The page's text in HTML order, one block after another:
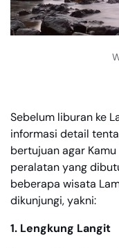
Sebelum liburan ke
informasi detail
bertujuan agar
peralatan yang
beberapa wisata
dikunjungi, yakni:
1. Lengkung Langit